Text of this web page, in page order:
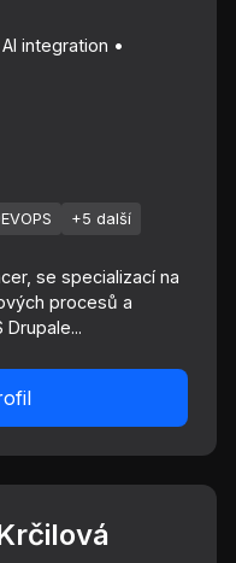
integration •
+5 další
se specializací na
procesů a